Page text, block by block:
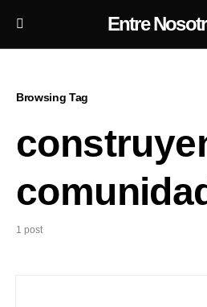
Entre
Browsing Tag
1 post